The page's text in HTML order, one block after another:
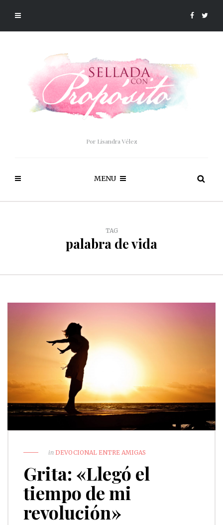
Por Lisandra Vélez
MENU
TAG
palabra de vida
in DEVOCIONAL ENTRE AMIGAS
Grita: «Llegó el
tiempo de mi
revolución»